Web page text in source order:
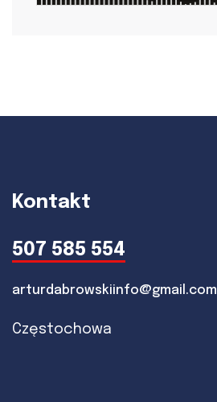
Kontakt
507 585 554
arturdabrowskiinfo@gmail.com
Częstochowa